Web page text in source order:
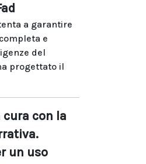
a garantire
e
del
progettato il
cura con la
un uso